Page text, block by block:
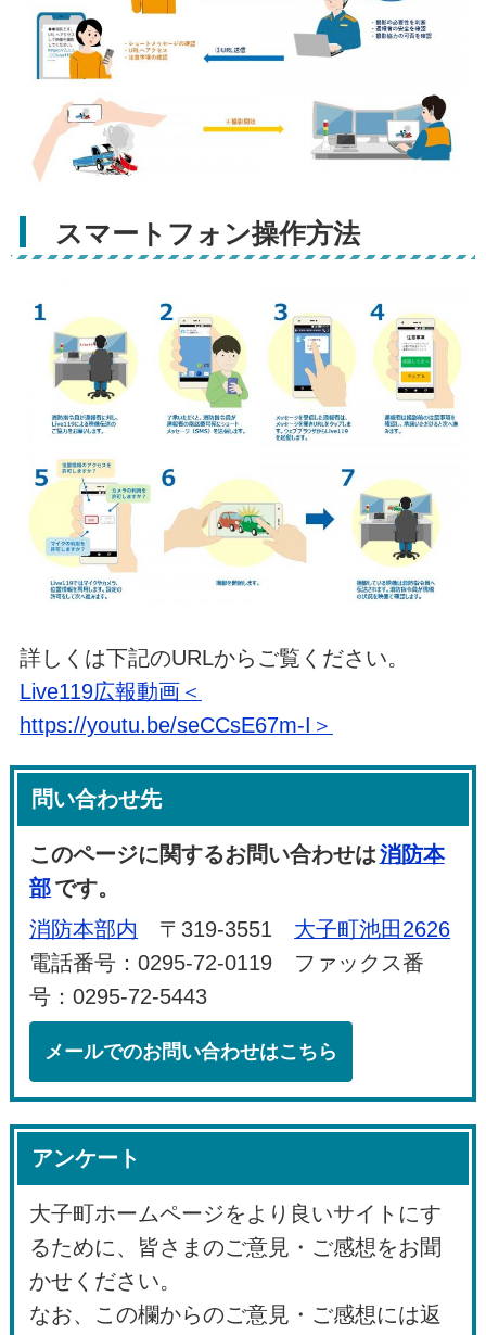
スマートフォン操作方法
詳しくは下記のURLからご覧ください。
Live119広報動画＜
https://youtu.be/seCCsE67m-I＞
問い合わせ先
このページに関するお問い合わせは消防本
部です。
消防本部内 〒319-3551 大子町池田2626
電話番号：0295-72-0119 ファックス番
号：0295-72-5443
メールでのお問い合わせはこちら
アンケート
大子町ホームページをより良いサイトにす
るために、皆さまのご意見・ご感想をお聞
かせください。
なお、この欄からのご意見・ご感想には返